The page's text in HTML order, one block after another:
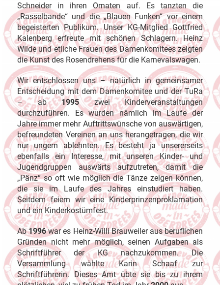
Schneider in ihren Ornaten auf. Es tanzten die
„Rasselbande“ und die „Blauen Funken“ vor einem
begeisterten Publikum. Unser KG-Mitglied Gottfried
Kalenberg erfreute mit schönen Schlagern. Heinz
Wilde und etliche Frauen des Damenkomitees zeigten
die Kunst des Rosendrehens für die Karnevalswagen.
Wir entschlossen uns – natürlich in gemeinsamer
Entscheidung mit dem Damenkomitee und der TuRa
– ab1995zwei Kinderveranstaltungen
durchzuführen. Es wurden nämlich im Laufe der
Jahre immer mehr Auftrittswünsche von auswärtigen,
befreundeten Vereinen an uns herangetragen, die wir
nur ungern ablehnten. Es besteht ja unsererseits
ebenfalls ein Interesse, mit unseren Kinder- und
Jugendgruppen auswärts aufzutreten, damit die
„Pänz“ so oft wie möglich die Tänze zeigen können,
die sie im Laufe des Jahres einstudiert haben.
Seitdem feiern wir eine Kinderprinzenproklamation
und ein Kinderkostümfest.
Ab1996war es Heinz-Willi Brauweiler aus beruflichen
Gründen nicht mehr möglich, seinen Aufgaben als
Schriftführer der KG nachzukommen. Die
Versammlung wählte Karin Schaaf zur
Schriftführerin. Dieses Amt übte sie bis zu ihrem